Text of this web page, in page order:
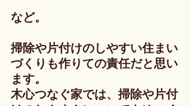
など。
掃除や片付けのしやすい住まい
づくりも作りての責任だと思い
ます。
木心つなぐ家では、掃除や片付